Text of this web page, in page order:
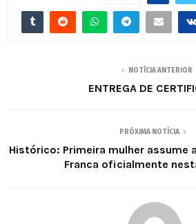
NOTÍCIA ANTERIOR
ENTREGA DE
PRÓXIMA NOTÍCIA
Histórico: Primeira mulher assume
Franca oficialmente